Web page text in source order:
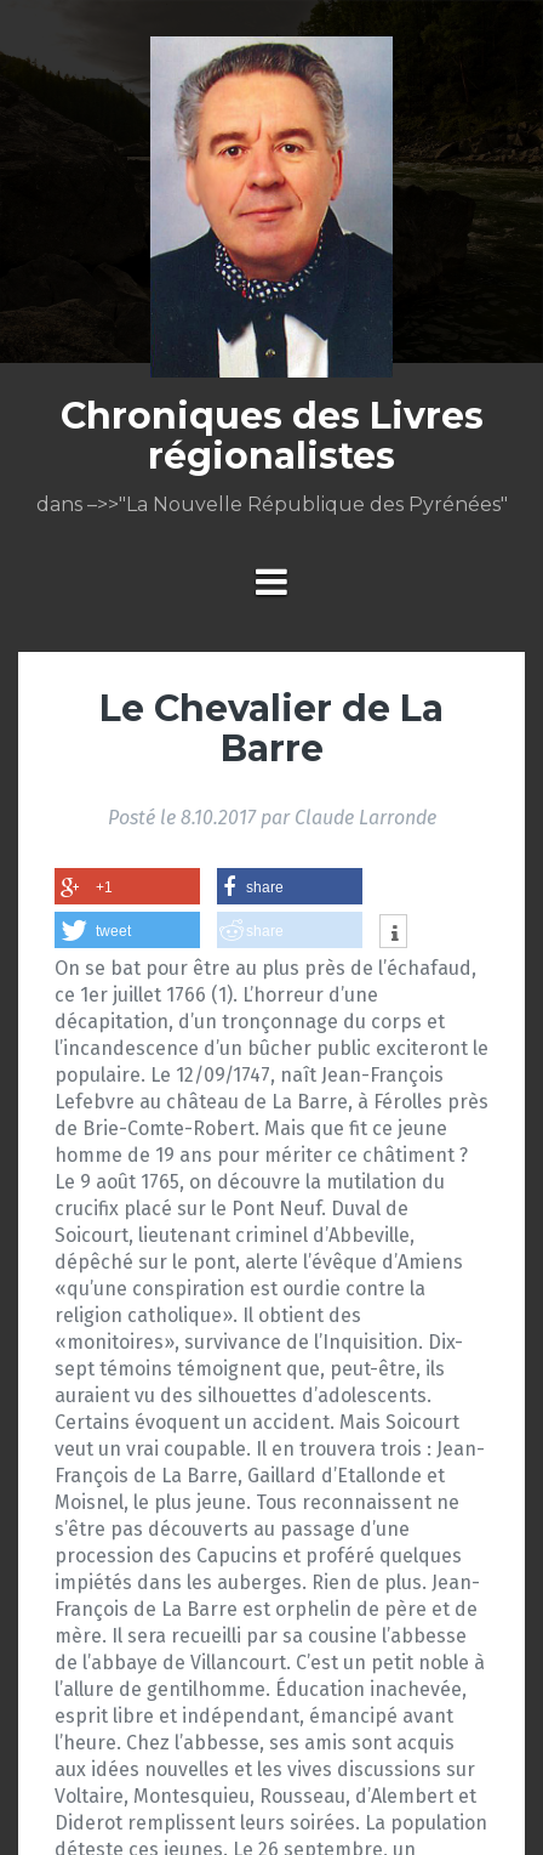
contenu
Chroniques des Livres
régionalistes
dans –>>"La Nouvelle République des Pyrénées"
Le Chevalier de La
Barre
Posté le 8.10.2017par Claude Larronde
+1 share
tweet share
On se bat pour être au plus près de l’échafaud,
ce 1er juillet 1766 (1). L’horreur d’une
décapitation, d’un tronçonnage du corps et
l’incandescence d’un bûcher public exciteront le
populaire. Le 12/09/1747, naît Jean-François
Lefebvre au château de La Barre, à Férolles près
de Brie-Comte-Robert. Mais que fit ce jeune
homme de 19 ans pour mériter ce châtiment ?
Le 9 août 1765, on découvre la mutilation du
crucifix placé sur le Pont Neuf. Duval de
Soicourt, lieutenant criminel d’Abbeville,
dépêché sur le pont, alerte l’évêque d’Amiens
«qu’une conspiration est ourdie contre la
religion catholique». Il obtient des
«monitoires», survivance de l’Inquisition. Dix-
sept témoins témoignent que, peut-être, ils
auraient vu des silhouettes d’adolescents.
Certains évoquent un accident. Mais Soicourt
veut un vrai coupable. Il en trouvera trois : Jean-
François de La Barre, Gaillard d’Etallonde et
Moisnel, le plus jeune. Tous reconnaissent ne
s’être pas découverts au passage d’une
procession des Capucins et proféré quelques
impiétés dans les auberges. Rien de plus. Jean-
François de La Barre est orphelin de père et de
mère. Il sera recueilli par sa cousine l’abbesse
de l’abbaye de Villancourt. C’est un petit noble à
l’allure de gentilhomme. Éducation inachevée,
esprit libre et indépendant, émancipé avant
l’heure. Chez l’abbesse, ses amis sont acquis
aux idées nouvelles et les vives discussions sur
Voltaire, Montesquieu, Rousseau, d’Alembert et
Diderot remplissent leurs soirées. La population
déteste ces jeunes. Le 26 septembre, un